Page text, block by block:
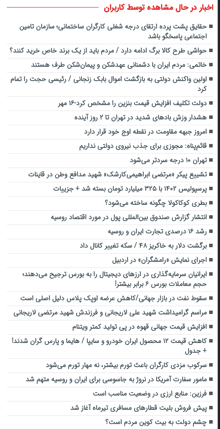
اخبار در حال مشاهده توسط کاربران
حقایق پشت پرده ارتقای درجه شغلی کارگران ساختمانی؛ سازمان تامین
اجتماعی پاسخگو باشد
حواشی طرح کالا برگ ادامه دارد / مردم باید از یک برند خاص خرید کنند؟
خاتمی: مردم ایران با دشمنانی عهدشکن و پیمان‌شکن طرف‌ هستند
اولین واکنش دولتی به بازگشت اموال بابک زنجانی / رئیسی حجت را تمام
کرد
دولت تکلیف افزایش قیمت بنزین را مشخص کرد-۱۶ مهر
هشدار وزش بادهای شدید در تهران تا ۲ روز آینده
امروز جبهه مقاومت در نقطه اوج خود قرار دارد
قائم‌پناه: ‌مجوزی برای جذب ‌نیروی دولتی ‌نداریم
تهران ۱۰ درجه سردتر می‌شود
تشییع پیکر «مرتضی ابراهیمی‌کارشک» شهید مدافع وطن در قاینات
پرسپولیس ۱۴۰۲ با ۳۲۵ میلیارد تومان بسته شد + جزییات
بطری کوکاکولا چگونه ساخته می‌شود؟
انتشار گزارش صندوق بین‌المللی پول در مورد اقتصاد روسیه
رشد ۱۶ درصدی تجارت ایران و روسیه
برگشت دلار به خاکریز ۴۸ / سکه تغییر کانال داد
اجرای نمایش «رامشگران» در اردبیل
ایرانیان سرمایه‌گذاری در ارزهای دیجیتال را به بورس ترجیح می‌دهند؛
حجم معاملات بورس ۶ برابر بیشتر!
سقوط نفت در بازار جهانی/کاهش عرضه اوپک پلاس دلیل اصلی است
مراسم گرامیداشت شهید علی لاریجانی و فرزندش شهید مرتضی لاریجانی
افزایش قیمت جهانی قهوه در پی تولید کمتر ویتنام
کاهش قیمت ۱۲ محصول ایران خودرو و سایپا / هایما و پارس گران شدند!
+ جدول
سرکوب مزدی کارگران باعث تورم بیشتر، نه مهار تورم می‌شود
مامور سفارت آمریکا در نروژ به جاسوسی برای ایران و روسیه متهم شد
فرزین: منابع ارزی در وضعیت مناسب است
پیش فروش بلیت‌ قطارهای مسافری تیرماه آغاز شد
چشم دولت به بیت کوین مردم است؟